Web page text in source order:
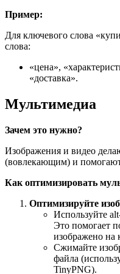
Пример:
Для ключевого слова
слова:
«цена»,
«доставка».
Мультимедиа
Зачем это нужно?
Изображения и видео
(вовлекающим) и
Как оптимизировать
Оптимизируйте
Используйте
Это помогает
изображено на
Сжимайте
файла
TinyPNG).